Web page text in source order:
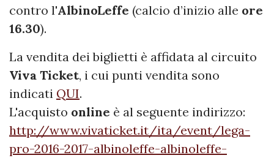
contro l'AlbinoLeffe (calcio d’inizio alle ore
16.30).
La vendita dei biglietti è affidata al circuito
Viva Ticket, i cui punti vendita sono
indicati QUI.
L'acquisto online è al seguente indirizzo:
http://www.vivaticket.it/ita/event/lega-
pro-2016-2017-albinoleffe-albinoleffe-